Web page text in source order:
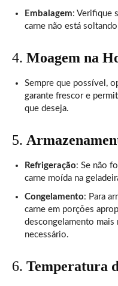
Embalagem: Verifique
carne não está
4. Moagem na
Sempre que possível,
garante frescor e
que deseja.
5.
Refrigeração: Se não
carne moída na
Congelamento: Para
carne em porções
descongelamento
necessário.
6. Temperatura